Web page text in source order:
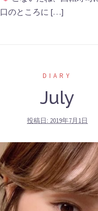
のところに […]
DIARY
July
投稿日: 2019年7月1日